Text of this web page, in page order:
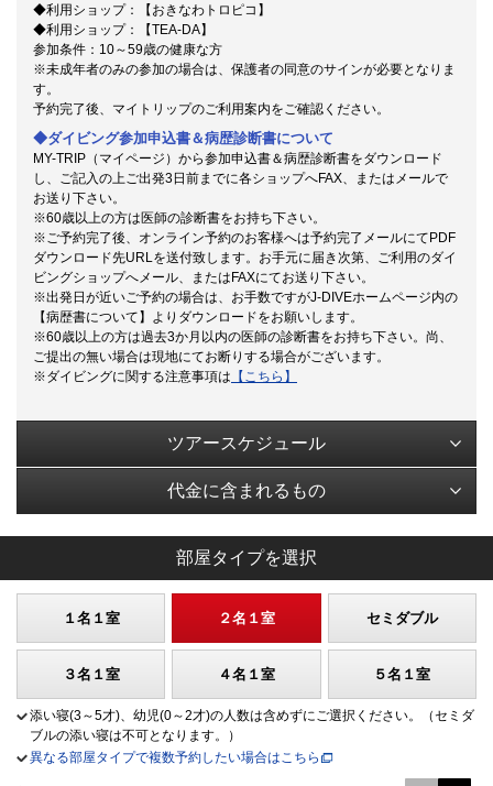
◆利用ショップ：【おきなわトロピコ】
◆利用ショップ：【TEA-DA】
参加条件：10～59歳の健康な方
※未成年者のみの参加の場合は、保護者の同意のサインが必要となりま
す。
予約完了後、マイトリップのご利用案内をご確認ください。
◆ダイビング参加申込書＆病歴診断書について
MY-TRIP（マイページ）から参加申込書＆病歴診断書をダウンロード
し、ご記入の上ご出発3日前までに各ショップへFAX、またはメールで
お送り下さい。
※60歳以上の方は医師の診断書をお持ち下さい。
※ご予約完了後、オンライン予約のお客様へは予約完了メールにてPDF
ダウンロード先URLを送付致します。お手元に届き次第、ご利用のダイ
ビングショップへメール、またはFAXにてお送り下さい。
※出発日が近いご予約の場合は、お手数ですがJ-DIVEホームページ内の
【病歴書について】よりダウンロードをお願いします。
※60歳以上の方は過去3か月以内の医師の診断書をお持ち下さい。尚、
ご提出の無い場合は現地にてお断りする場合がございます。
※ダイビングに関する注意事項は 【こちら】
ツアースケジュール
代金に含まれるもの
部屋タイプを選択
１名１室 ２名１室 セミダブル
３名１室 ４名１室 ５名１室
添い寝(3～5才)、幼児(0～2才)の人数は含めずにご選択ください。（セミダ
ブルの添い寝は不可となります。）
異なる部屋タイプで複数予約したい場合はこちら